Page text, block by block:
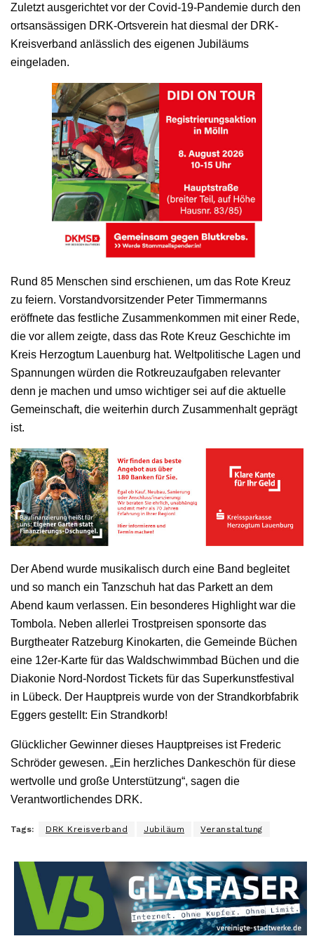
Zuletzt ausgerichtet vor der Covid-19-Pandemie durch den
ortsansässigen DRK-Ortsverein hat diesmal der DRK-
Kreisverband anlässlich des eigenen Jubiläums
eingeladen.
Rund 85 Menschen sind erschienen, um das Rote Kreuz
zu feiern. Vorstandvorsitzender Peter Timmermanns
eröffnete das festliche Zusammenkommen mit einer Rede,
die vor allem zeigte, dass das Rote Kreuz Geschichte im
Kreis Herzogtum Lauenburg hat. Weltpolitische Lagen und
Spannungen würden die Rotkreuzaufgaben relevanter
denn je machen und umso wichtiger sei auf die aktuelle
Gemeinschaft, die weiterhin durch Zusammenhalt geprägt
ist.
Der Abend wurde musikalisch durch eine Band begleitet
und so manch ein Tanzschuh hat das Parkett an dem
Abend kaum verlassen. Ein besonderes Highlight war die
Tombola. Neben allerlei Trostpreisen sponsorte das
Burgtheater Ratzeburg Kinokarten, die Gemeinde Büchen
eine 12er-Karte für das Waldschwimmbad Büchen und die
Diakonie Nord-Nordost Tickets für das Superkunstfestival
in Lübeck. Der Hauptpreis wurde von der Strandkorbfabrik
Eggers gestellt: Ein Strandkorb!
Glücklicher Gewinner dieses Hauptpreises ist Frederic
Schröder gewesen. „Ein herzliches Dankeschön für diese
wertvolle und große Unterstützung“, sagen die
Verantwortlichendes DRK.
Tags: DRK Kreisverband Jubiläum Veranstaltung